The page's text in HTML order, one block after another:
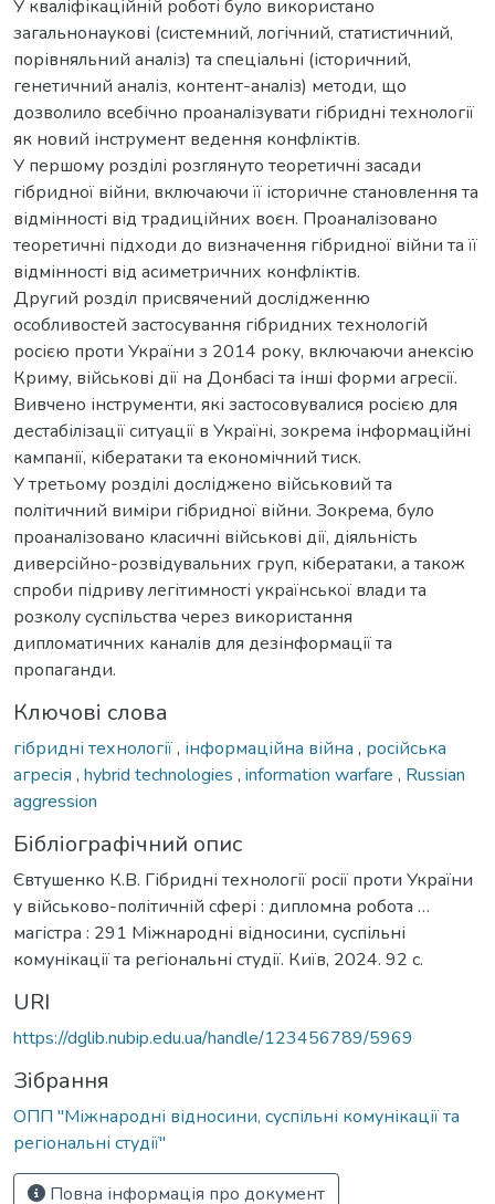
У кваліфікаційній роботі було використано
загальнонаукові (системний, логічний, статистичний,
порівняльний аналіз) та спеціальні (історичний,
генетичний аналіз, контент-аналіз) методи, що
дозволило всебічно проаналізувати гібридні технології
як новий інструмент ведення конфліктів.
У першому розділі розглянуто теоретичні засади
гібридної війни, включаючи її історичне становлення та
відмінності від традиційних воєн. Проаналізовано
теоретичні підходи до визначення гібридної війни та її
відмінності від асиметричних конфліктів.
Другий розділ присвячений дослідженню
особливостей застосування гібридних технологій
росією проти України з 2014 року, включаючи анексію
Криму, військові дії на Донбасі та інші форми агресії.
Вивчено інструменти, які застосовувалися росією для
дестабілізації ситуації в Україні, зокрема інформаційні
кампанії, кібератаки та економічний тиск.
У третьому розділі досліджено військовий та
політичний виміри гібридної війни. Зокрема, було
проаналізовано класичні військові дії, діяльність
диверсійно-розвідувальних груп, кібератаки, а також
спроби підриву легітимності української влади та
розколу суспільства через використання
дипломатичних каналів для дезінформації та
пропаганди.
Ключові слова
гібридні технології, інформаційна війна , російська
агресія , hybrid technologies , information warfare , Russian
aggression
Бібліографічний опис
Євтушенко К.В. Гібридні технології росії проти України
у військово-політичній сфері : дипломна робота …
магістра : 291 Міжнародні відносини, суспільні
комунікації та регіональні студії. Київ, 2024. 92 с.
URI
https://dglib.nubip.edu.ua/handle/123456789/5969
Зібрання
ОПП "Міжнародні відносини, суспільні комунікації та
регіональні студії"
Повна інформація про документ